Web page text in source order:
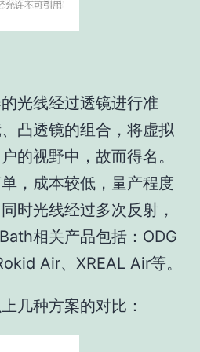
光线经过透镜进行准
凸透镜的组合，将虚拟
的视野中，故而得名。
，成本较低，量产程度
时光线经过多次反射，
相关产品包括：ODG
Air、XREAL Air等。
几种方案的对比：